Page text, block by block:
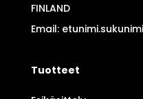
FINLAND
Email:
Tuotteet